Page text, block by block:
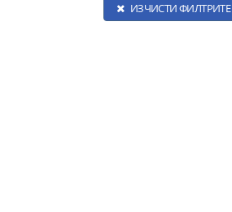
ИЗЧИСТИ ФИЛТРИТЕ